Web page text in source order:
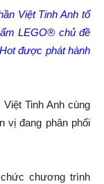
Việt Tinh Anh tổ
LEGO® chủ đề
được phát hành
Tinh Anh cùng
vị đang phân phối
chương trình